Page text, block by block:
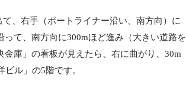
、右手（ポートライナー沿い、南方向）に
て、南方向に300mほど進み（大きい道路を
庫」の看板が見えたら、右に曲がり、30m
ル」の5階です。